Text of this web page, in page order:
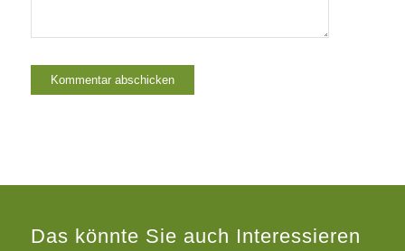
Das könnte Sie auch Interessieren